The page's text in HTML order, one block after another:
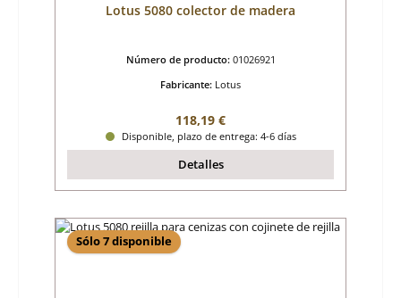
Lotus 5080 colector de madera
Número de producto: 01026921
Fabricante: Lotus
Precio normal:
118,19 €
Disponible, plazo de entrega: 4-6 días
Detalles
Sólo 7 disponible